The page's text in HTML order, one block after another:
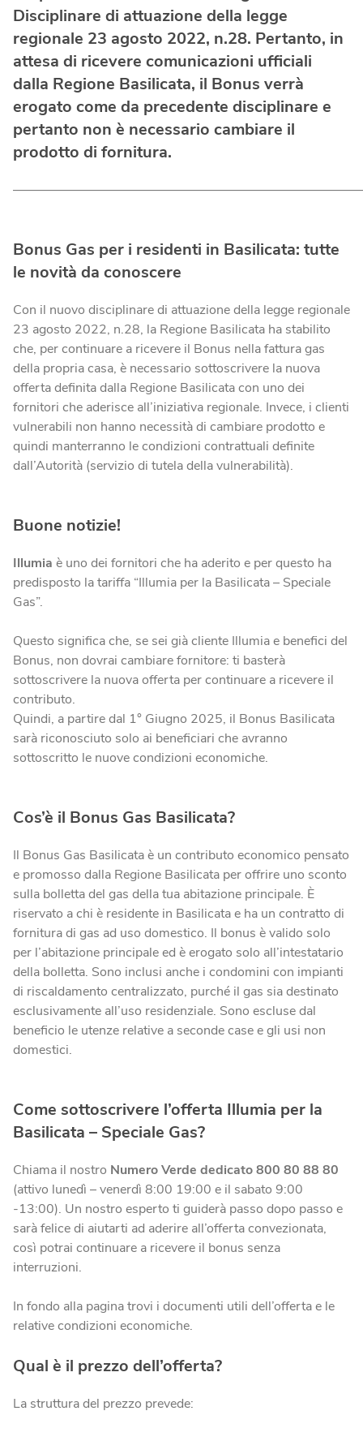
Verifica Copertura
Verifica se la tua casa è coperta dalla fibra
Fotovoltaico
La tua casa diventa energia elettrica pulita.
Climatizzatori
Soluzioni efficienti per un comfort ottimale tutto l’anno.
Produci energia energia elettrica dal tuo balcone.
Calore ed efficienza in un’unica scelta.
Blog
Disciplinare di attuazione della legge
regionale 23 agosto 2022, n.28. Pertanto, in
attesa di ricevere comunicazioni ufficiali
dalla Regione Basilicata, il Bonus verrà
erogato come da precedente disciplinare e
pertanto non è necessario cambiare il
prodotto di fornitura.
Bonus Gas per i residenti in Basilicata: tutte
le novità da conoscere
Con il nuovo disciplinare di attuazione della legge regionale
23 agosto 2022, n.28, la Regione Basilicata ha stabilito
che, per continuare a ricevere il Bonus nella fattura gas
della propria casa, è necessario sottoscrivere la nuova
offerta definita dalla Regione Basilicata con uno dei
fornitori che aderisce all’iniziativa regionale. Invece, i clienti
vulnerabili non hanno necessità di cambiare prodotto e
quindi manterranno le condizioni contrattuali definite
dall’Autorità (servizio di tutela della vulnerabilità).
Buone notizie!
Illumia è uno dei fornitori che ha aderito e per questo ha
predisposto la tariffa “Illumia per la Basilicata – Speciale
Gas”.
Questo significa che, se sei già cliente Illumia e benefici del
Bonus, non dovrai cambiare fornitore: ti basterà
sottoscrivere la nuova offerta per continuare a ricevere il
contributo.
Quindi, a partire dal 1° Giugno 2025, il Bonus Basilicata
sarà riconosciuto solo ai beneficiari che avranno
sottoscritto le nuove condizioni economiche.
Cos’è il Bonus Gas Basilicata?
Il Bonus Gas Basilicata è un contributo economico pensato
e promosso dalla Regione Basilicata per offrire uno sconto
sulla bolletta del gas della tua abitazione principale. È
riservato a chi è residente in Basilicata e ha un contratto di
fornitura di gas ad uso domestico. Il bonus è valido solo
per l’abitazione principale ed è erogato solo all’intestatario
della bolletta. Sono inclusi anche i condomini con impianti
di riscaldamento centralizzato, purché il gas sia destinato
esclusivamente all’uso residenziale. Sono escluse dal
beneficio le utenze relative a seconde case e gli usi non
domestici.
Come sottoscrivere l’offerta Illumia per la
Basilicata – Speciale Gas?
Chiama il nostro Numero Verde dedicato 800 80 88 80
(attivo lunedì – venerdì 8:00 19:00 e il sabato 9:00
-13:00). Un nostro esperto ti guiderà passo dopo passo e
sarà felice di aiutarti ad aderire all’offerta convezionata,
così potrai continuare a ricevere il bonus senza
interruzioni.
In fondo alla pagina trovi i documenti utili dell’offerta e le
relative condizioni economiche.
Qual è il prezzo dell’offerta?
La struttura del prezzo prevede: